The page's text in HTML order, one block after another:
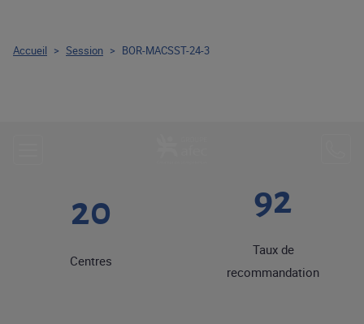
20
Centres
92
Taux de
recommandation
Accueil > Session > BOR-MACSST-24-3